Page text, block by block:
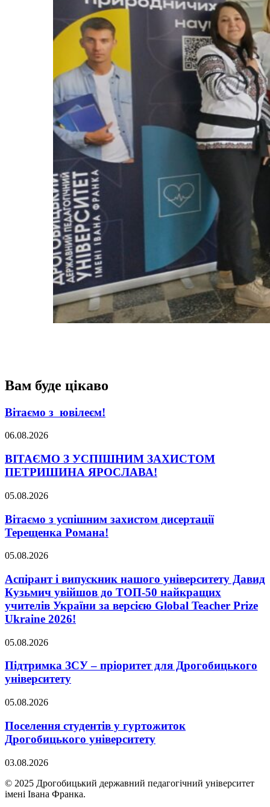
Вам буде цікаво
Вітаємо з ювілеєм!
06.08.2026
ВІТАЄМО З УСПІШНИМ ЗАХИСТОМ
ПЕТРИШИНА ЯРОСЛАВА!
05.08.2026
Вітаємо з успішним захистом дисертації
Терещенка Романа!
05.08.2026
Аспірант і випускник нашого університету Давид
Кузьмич увійшов до ТОП-50 найкращих
учителів України за версією Global Teacher Prize
Ukraine 2026!
05.08.2026
Підтримка ЗСУ – пріоритет для Дрогобицького
університету
05.08.2026
Поселення студентів у гуртожиток
Дрогобицького університету
03.08.2026
© 2025 Дрогобицький державний педагогічний університет
імені Івана Франка.